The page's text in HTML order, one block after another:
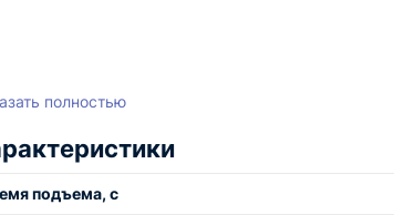
марки TOR, представленное в России
декларации соответствия.
сертификаты CE.
полностью
подъема, с